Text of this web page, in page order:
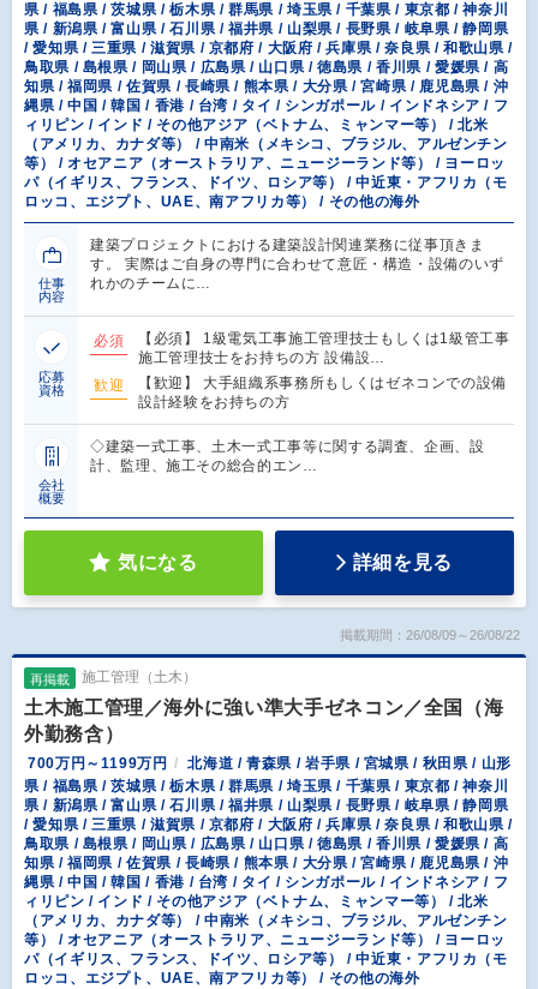
県 / 福島県 / 茨城県 / 栃木県 / 群馬県 / 埼玉県 / 千葉県 / 東京都 / 神奈川
県 / 新潟県 / 富山県 / 石川県 / 福井県 / 山梨県 / 長野県 / 岐阜県 / 静岡県
/ 愛知県 / 三重県 / 滋賀県 / 京都府 / 大阪府 / 兵庫県 / 奈良県 / 和歌山県 /
鳥取県 / 島根県 / 岡山県 / 広島県 / 山口県 / 徳島県 / 香川県 / 愛媛県 / 高
知県 / 福岡県 / 佐賀県 / 長崎県 / 熊本県 / 大分県 / 宮崎県 / 鹿児島県 / 沖
縄県 / 中国 / 韓国 / 香港 / 台湾 / タイ / シンガポール / インドネシア / フ
ィリピン / インド / その他アジア（ベトナム、ミャンマー等） / 北米
（アメリカ、カナダ等） / 中南米（メキシコ、ブラジル、アルゼンチン
等） / オセアニア（オーストラリア、ニュージーランド等） / ヨーロッ
パ（イギリス、フランス、ドイツ、ロシア等） / 中近東・アフリカ（モ
ロッコ、エジプト、UAE、南アフリカ等） / その他の海外
仕事
内容
建築プロジェクトにおける建築設計関連業務に従事頂きま
す。 実際はご自身の専門に合わせて意匠・構造・設備のいず
れかのチームに…
応募
資格
必須
【必須】 1級電気工事施工管理技士もしくは1級管工事
施工管理技士をお持ちの方 設備設…
歓迎
【歓迎】 大手組織系事務所もしくはゼネコンでの設備
設計経験をお持ちの方
会社
概要
◇建築一式工事、土木一式工事等に関する調査、企画、設
計、監理、施工その総合的エン…
気になる 詳細を見る
掲載期間：26/08/09～26/08/22
再掲載 施工管理（土木）
土木施工管理／海外に強い準大手ゼネコン／全国（海
外勤務含）
700万円～1199万円
北海道 / 青森県 / 岩手県 / 宮城県 / 秋田県 / 山形
県 / 福島県 / 茨城県 / 栃木県 / 群馬県 / 埼玉県 / 千葉県 / 東京都 / 神奈川
県 / 新潟県 / 富山県 / 石川県 / 福井県 / 山梨県 / 長野県 / 岐阜県 / 静岡県
/ 愛知県 / 三重県 / 滋賀県 / 京都府 / 大阪府 / 兵庫県 / 奈良県 / 和歌山県 /
鳥取県 / 島根県 / 岡山県 / 広島県 / 山口県 / 徳島県 / 香川県 / 愛媛県 / 高
知県 / 福岡県 / 佐賀県 / 長崎県 / 熊本県 / 大分県 / 宮崎県 / 鹿児島県 / 沖
縄県 / 中国 / 韓国 / 香港 / 台湾 / タイ / シンガポール / インドネシア / フ
ィリピン / インド / その他アジア（ベトナム、ミャンマー等） / 北米
（アメリカ、カナダ等） / 中南米（メキシコ、ブラジル、アルゼンチン
等） / オセアニア（オーストラリア、ニュージーランド等） / ヨーロッ
パ（イギリス、フランス、ドイツ、ロシア等） / 中近東・アフリカ（モ
ロッコ、エジプト、UAE、南アフリカ等） / その他の海外